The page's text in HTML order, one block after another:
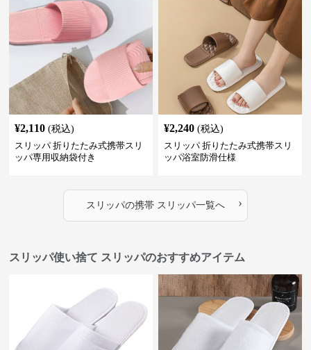
¥2,110 (税込)
スリッパ 折りたたみ式携帯スリ
ッパ専用収納袋付き
¥2,240 (税込)
スリッパ 折りたたみ式携帯スリ
ッパ浴室防滑仕様
スリッパの携帯 スリッパ一覧へ ›
スリッパ使い捨て スリッパのおすすめアイテム